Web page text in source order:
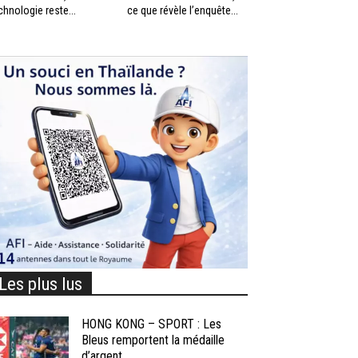
reste...
ce que révèle l’enquête...
plus lus
HONG KONG – SPORT : Les
Bleus remportent la médaille